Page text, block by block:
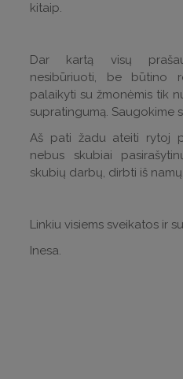
kitaip.
Dar kartą visų
nesibūriuoti, be būtino
palaikyti su žmonėmis tik
supratingumą. Saugokime
Aš pati žadu ateiti rytoj
nebus skubiai
skubių darbų, dirbti iš namų.
Linkiu visiems sveikatos ir
Inesa.